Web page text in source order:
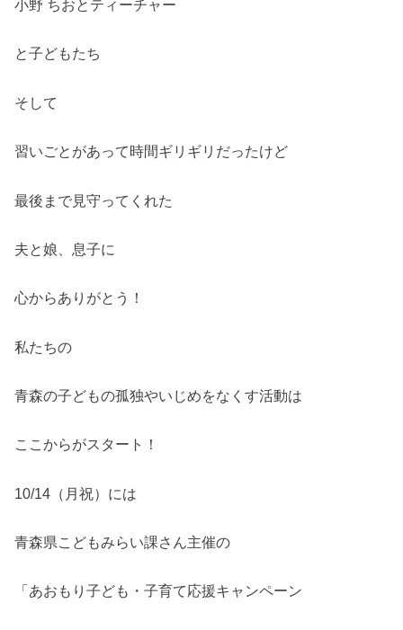
小野 ちおとティーチャー
と子どもたち
そして
習いごとがあって時間ギリギリだったけど
最後まで見守ってくれた
夫と娘、息子に
心からありがとう！
私たちの
青森の子どもの孤独やいじめをなくす活動は
ここからがスタート！
10/14（月祝）には
青森県こどもみらい課さん主催の
「あおもり子ども・子育て応援キャンペーン